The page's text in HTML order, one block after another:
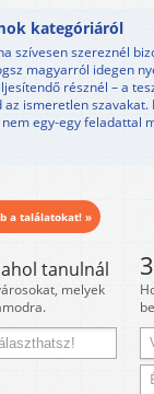
kategóriáról
szívesen szereznél
magyarról idegen
résznél – a
ismeretlen
egy-egy feladattal
a találatokat! »
tanulnál
melyek